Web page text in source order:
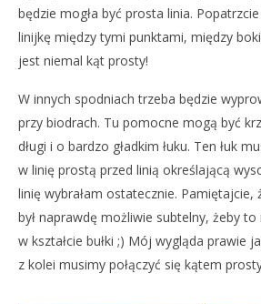
będzie mogła być prosta linia.
linijkę między tymi punktami, między
jest niemal kąt prosty!
W innych spodniach trzeba będzie
przy biodrach. Tu pomocne mogą być
długi i o bardzo gładkim łuku. Ten łuk
w linię prostą przed linią określającą
linię wybrałam ostatecznie. Pamiętajcie,
był naprawdę możliwie subtelny, żeby to
w kształcie bułki ;) Mój wygląda prawie
z kolei musimy połączyć się kątem